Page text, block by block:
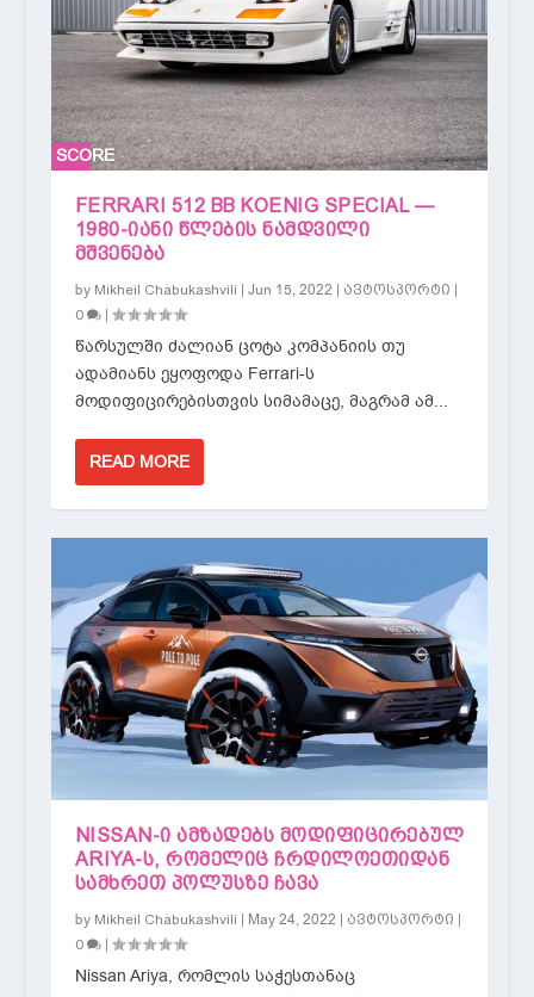
SCORE
FERRARI 512 BB KOENIG SPECIAL —
1980-ᲘᲐᲜᲘ ᲬᲚᲔᲑᲘᲡ ᲜᲐᲛᲓᲕᲘᲚᲘ
ᲛᲨᲕᲔᲜᲔᲑᲐ
by Mikheil Chabukashvili | Jun 15, 2022 | ავტოსპორტი |
0 |
წარსულში ძალიან ცოტა კომპანიის თუ
ადამიანს ეყოფოდა Ferrari-ს
მოდიფიცირებისთვის სიმამაცე, მაგრამ ამ...
READ MORE
NISSAN-Ი ᲐᲛᲖᲐᲓᲔᲑᲡ ᲛᲝᲓᲘᲤᲘᲪᲘᲠᲔᲑᲣᲚ
ARIYA-Ს, ᲠᲝᲛᲔᲚᲘᲪ ᲩᲠᲓᲘᲚᲝᲔᲗᲘᲓᲐᲜ
ᲡᲐᲛᲮᲠᲔᲗ ᲞᲝᲚᲣᲡᲖᲔ ᲩᲐᲕᲐ
by Mikheil Chabukashvili | May 24, 2022 | ავტოსპორტი |
0 |
Nissan Ariya, რომლის საჭესთანაც